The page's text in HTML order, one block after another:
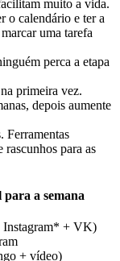
muito a vida.
o calendário e ter a
uma tarefa
perca a etapa
primeira vez.
depois aumente
Ferramentas
rascunhos para as
a semana
Instagram* + VK)
+ vídeo)